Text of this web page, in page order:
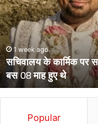
सरकारी
शिक्षिका
पत्नी
की
हत्या
का
आरोप,
शादी
1 week ago
सचिवालय के कार्मिक पर
बस 08 माह हुए थे
Popular